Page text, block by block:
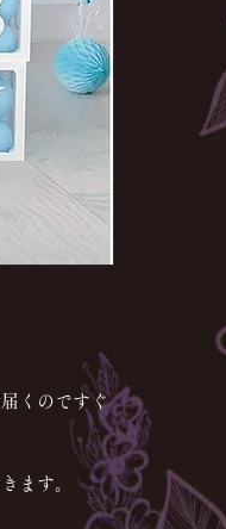
くのですぐ
ます。